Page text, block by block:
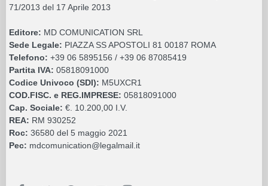
71/2013 del 17 Aprile 2013
Editore: MD COMUNICATION SRL
Sede Legale: PIAZZA SS APOSTOLI 81 00187 ROMA
Telefono: +39 06 5895156 / +39 06 87085419
Partita IVA: 05818091000
Codice Univoco (SDI): M5UXCR1
COD.FISC. e REG.IMPRESE: 05818091000
Cap. Sociale: €. 10.200,00 I.V.
REA: RM 930252
Roc: 36580 del 5 maggio 2021
Pec: mdcomunication@legalmail.it